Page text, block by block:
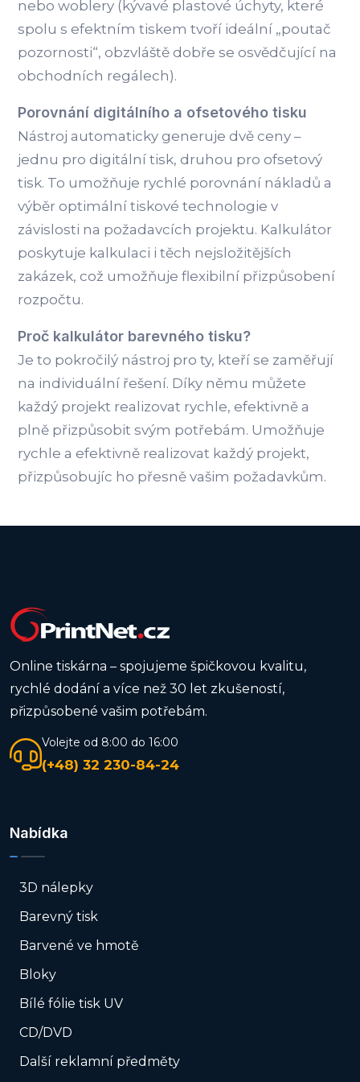
nebo woblery (kývavé plastové úchyty, které
spolu s efektním tiskem tvoří ideální „poutač
pozornosti“, obzvláště dobře se osvědčující na
obchodních regálech).
Porovnání digitálního a ofsetového tisku
Nástroj automaticky generuje dvě ceny –
jednu pro digitální tisk, druhou pro ofsetový
tisk. To umožňuje rychlé porovnání nákladů a
výběr optimální tiskové technologie v
závislosti na požadavcích projektu. Kalkulátor
poskytuje kalkulaci i těch nejsložitějších
zakázek, což umožňuje flexibilní přizpůsobení
rozpočtu.
Proč kalkulátor barevného tisku?
Je to pokročilý nástroj pro ty, kteří se zaměřují
na individuální řešení. Díky němu můžete
každý projekt realizovat rychle, efektivně a
plně přizpůsobit svým potřebám. Umožňuje
rychle a efektivně realizovat každý projekt,
přizpůsobujíc ho přesně vašim požadavkům.
Online tiskárna – spojujeme špičkovou kvalitu,
rychlé dodání a více než 30 let zkušeností,
přizpůsobené vašim potřebám.
Volejte od 8:00 do 16:00
(+48) 32 230-84-24
Nabídka
3D nálepky
Barevný tisk
Barvené ve hmotě
Bloky
Bílé fólie tisk UV
CD/DVD
Další reklamní předměty